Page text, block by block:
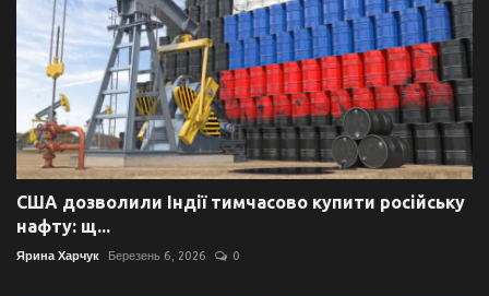
США дозволили Індії тимчасово купити російську
нафту: щ...
Ярина Харчук Березень 6, 2026 0